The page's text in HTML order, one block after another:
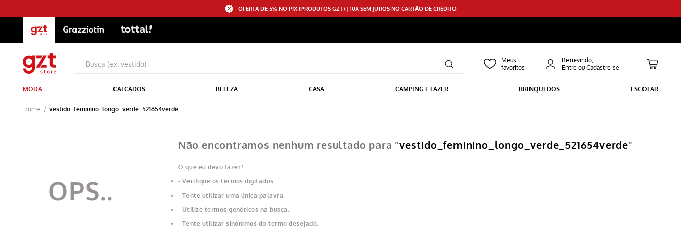
OFERTA DE 5% NO PIX (PRODUTOS GZT) | 10X SEM JUROS NO CARTÃO DE CRÉDITO
Bem-vindo,
MODA CALÇADOS BELEZA CASA CAMPING E LAZER BRINQUEDOS ESCOLAR
vestido_feminino_longo_verde_521654verde
Não encontramos nenhum resultado para "vestido_feminino_longo_verde_521654verde"
O que eu devo fazer?
Verifique os termos digitados.
Tente utilizar uma única palavra.
Utilize termos genéricos na busca.
Tente utilizar sinônimos do termo desejado.